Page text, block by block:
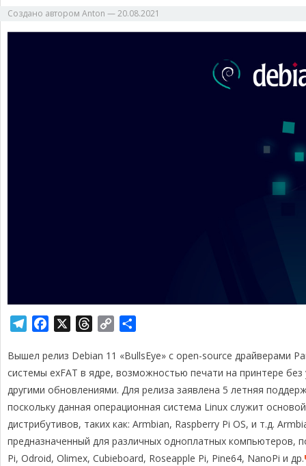
Создано автором Anton —20.08.2021
l
e
g
r
a
m
c
e
b
o
o
k
r
e
a
d
s
p
y
L
i
n
k
п
р
а
в
и
т
ь
Вышел релиз Debian 11 «BullsEye» с open-source драйверами
системы exFAT в ядре, возможностью печати на принтере
другими обновлениями. Для релиза заявлена 5 летняя
поскольку данная операционная система Linux служит
дистрибутивов, таких как: Armbian, Raspberry Pi OS, и т.д.
предназначенный для различных одноплатных компьютеров,
Pi, Odroid, Olimex, Cubieboard, Roseapple Pi, Pine64, NanoPi и др.